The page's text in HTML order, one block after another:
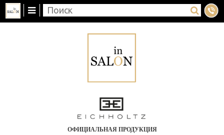
ОФИЦИАЛЬНАЯ ПРОДУКЦИЯ